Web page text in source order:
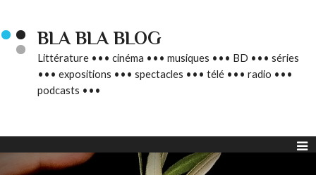
BLA BLA BLOG
Littérature ••• cinéma ••• musiques ••• BD ••• séries
••• expositions ••• spectacles ••• télé ••• radio •••
podcasts •••